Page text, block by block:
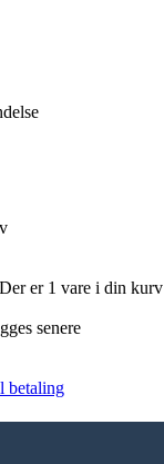
Der er 1 vare i din kurv
senere
betaling